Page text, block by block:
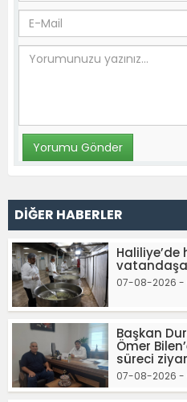
DİĞER HABERLER
vatandaşa
07-08-2026 -
Başkan
Ömer
süreci
07-08-2026 -